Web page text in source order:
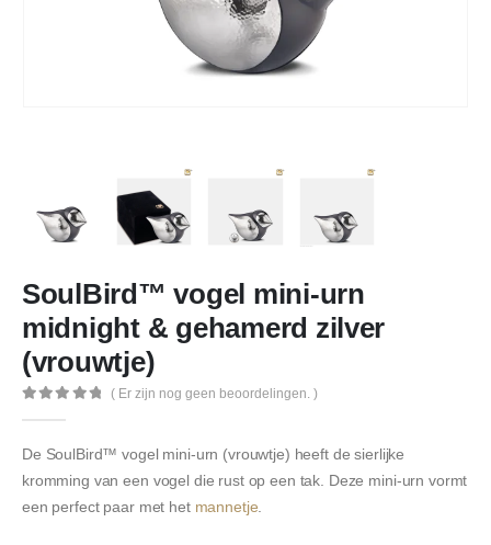
SoulBird™ vogel mini-urn
midnight & gehamerd zilver
(vrouwtje)
( Er zijn nog geen beoordelingen. )
De SoulBird™ vogel mini-urn (vrouwtje) heeft de sierlijke
kromming van een vogel die rust op een tak. Deze mini-urn vormt
een perfect paar met het mannetje